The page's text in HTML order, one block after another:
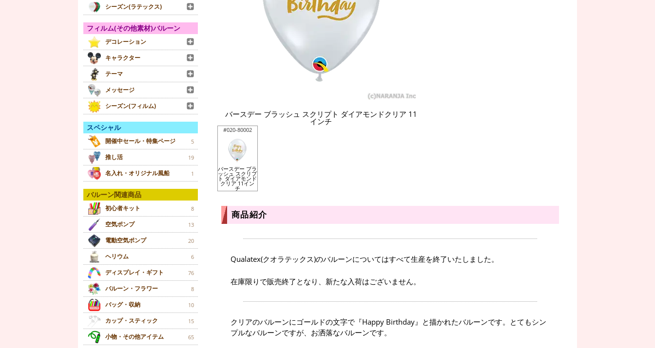
シーズン(ラテックス)
フィルム(その他素材)バルーン
デコレーション
キャラクター
テーマ
メッセージ
シーズン(フィルム)
スペシャル
開催中セール・特集ページ 5
推し活 19
名入れ・オリジナル風船 1
バルーン関連商品
初心者キット 8
空気ポンプ 13
電動空気ポンプ 20
ヘリウム 6
ディスプレイ・ギフト 76
バルーン・フラワー 8
バッグ・収納 10
カップ・スティック 15
小物・その他アイテム 65
バースデー ブラッシュ スクリプト ダイアモンドクリア 11
インチ
#020-80002
バースデー ブラ
ッシュ スクリプ
ト ダイアモンド
クリア 11イン
チ
商品紹介
Qualatex(クオラテックス)のバルーンについてはすべて生産を終了いたしました。
在庫限りで販売終了となり、新たな入荷はございません。
クリアのバルーンにゴールドの文字で『Happy Birthday』と描かれたバルーンです。とてもシン
プルなバルーンですが、お洒落なバルーンです。